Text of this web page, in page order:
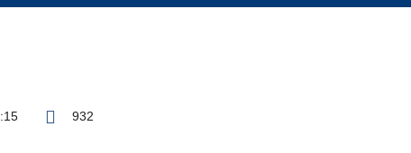
932